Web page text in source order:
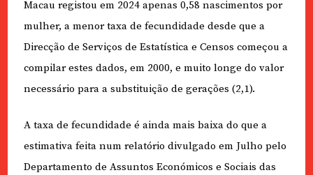
Macau registou em 2024 apenas 0,58 nascimentos por
mulher, a menor taxa de fecundidade desde que a
Direcção de Serviços de Estatística e Censos começou a
compilar estes dados, em 2000, e muito longe do valor
necessário para a substituição de gerações (2,1).
A taxa de fecundidade é ainda mais baixa do que a
estimativa feita num relatório divulgado em Julho pelo
Departamento de Assuntos Económicos e Sociais das